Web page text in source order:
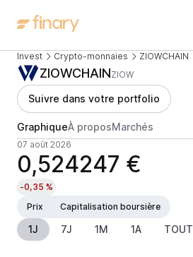
Invest Crypto-monnaies ZIOWCHAIN
ZIOWCHAINZIOW
Suivre dans votre portfolio
GraphiqueÀ proposMarchés
07 août 2026
0,524247 €
-0,35 %
Prix
Capitalisation boursière
1J 7J 1M 1A TOUT